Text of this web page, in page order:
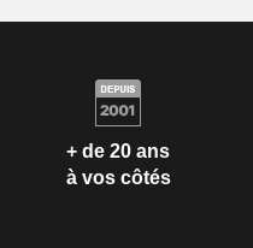
+ de 20 ans
à vos côtés